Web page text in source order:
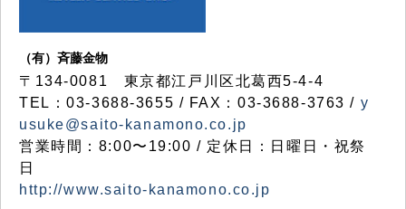
（有）斉藤金物
〒134-0081 東京都江戸川区北葛西5-4-4
TEL：03-3688-3655 / FAX：03-3688-3763 / y
usuke@saito-kanamono.co.jp
営業時間：8:00〜19:00 / 定休日：日曜日・祝祭
日
http://www.saito-kanamono.co.jp